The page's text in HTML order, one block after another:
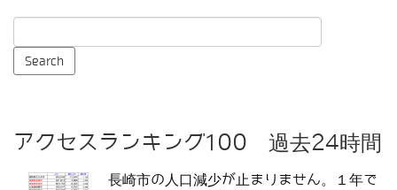
アクセスランキング100 過去24時間
長崎市の人口減少が止まりません。１年で